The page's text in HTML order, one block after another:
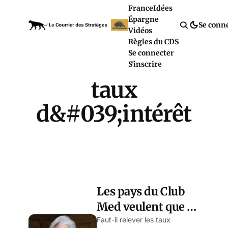
FranceIdées
Épargne
Vidéos
Règles du CDS
Se connecter
S'inscrire
Se
taux
d&#039;intérêt
Les pays du Club
Med veulent que la
BCE laisse filer
Faut-il relever les taux